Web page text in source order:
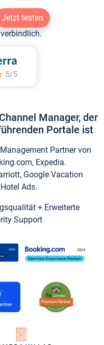
Jetzt testen
Manager, der
Portale ist
Partner von
Expedia.
Google Vacation
Ads.
+ Erweiterte
Support